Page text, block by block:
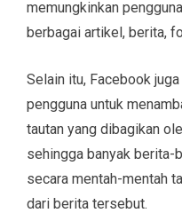
memungkinkan
berbagai artikel, berita,
Selain itu, Facebook
pengguna untuk
tautan yang dibagikan
sehingga banyak berita-
secara mentah-mentah
dari berita tersebut.